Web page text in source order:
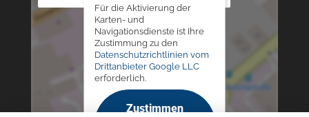
Für die Aktivierung der
Karten- und
Navigationsdienste ist Ihre
Zustimmung zu den
Datenschutzrichtlinien vom
Drittanbieter Google LLC
erforderlich.
Zustimmen